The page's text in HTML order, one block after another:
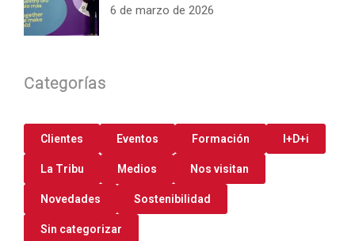
6 de marzo de 2026
Categorías
Clientes Eventos Formación I+D+i
La Tribu Medios Nos visitan
Novedades Sostenibilidad
Sin categorizar